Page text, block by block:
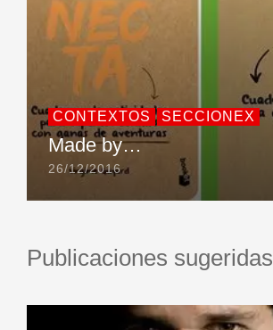
CONTEXTOS SECCIONEX
Made by…
26/12/2016
Publicaciones sugeridas